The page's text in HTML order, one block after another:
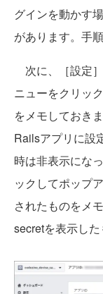
グインを動かす
があります。手
次に、［設定
ニューをクリッ
をメモしておき
Railsアプリに設
時は非表示にな
ックしてポップ
されたものをメ
secretを表示した